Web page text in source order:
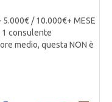
5.000€ / 10.000€+ MESE
1 consulente
medio, questa NON è